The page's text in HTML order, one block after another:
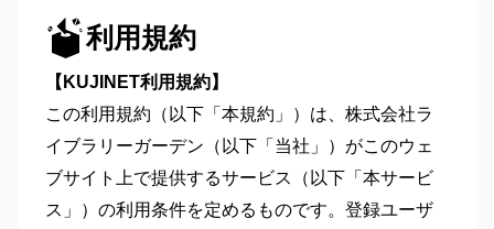
利用規約
【KUJINET利用規約】
この利用規約（以下「本規約」）は、株式会社ラ
イブラリーガーデン（以下「当社」）がこのウェ
ブサイト上で提供するサービス（以下「本サービ
ス」）の利用条件を定めるものです。登録ユーザ